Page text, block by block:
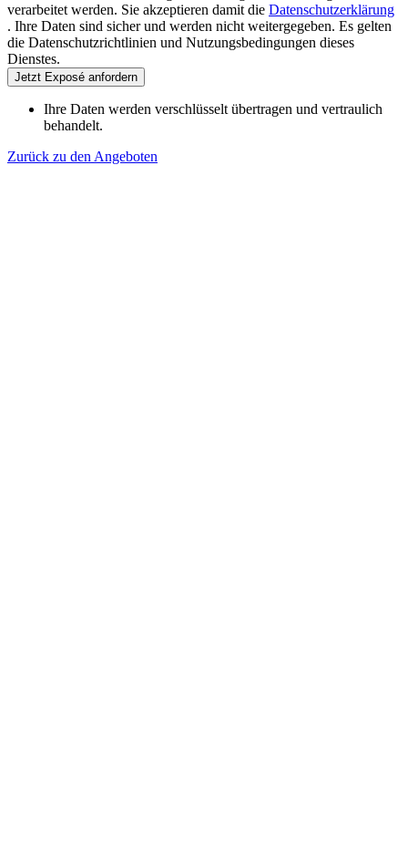
verarbeitet werden. Sie akzeptieren damit die Datenschutzerklärung
. Ihre Daten sind sicher und werden nicht weitergegeben. Es gelten
die Datenschutzrichtlinien und Nutzungsbedingungen dieses
Dienstes.
Jetzt Exposé anfordern
Ihre Daten werden verschlüsselt übertragen und vertraulich
behandelt.
Zurück zu den Angeboten